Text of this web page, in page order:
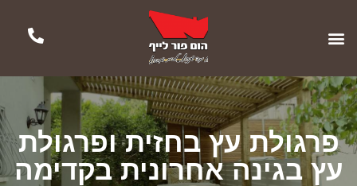
פרגולת עץ בחזית ופרגולת
עץ בגינה אחרונית בקדימה